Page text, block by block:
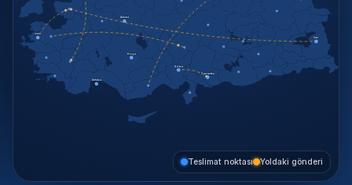
Ankara
İzmir
Adana
Antalya
Gaziantep
Van
Konya
Teslimat noktası Yoldaki gönderi